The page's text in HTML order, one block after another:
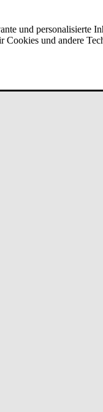
und
und andere